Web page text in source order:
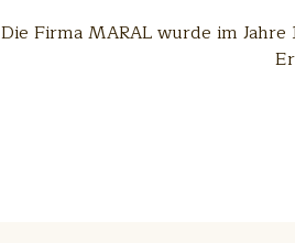
Die Firma MARAL wurde im